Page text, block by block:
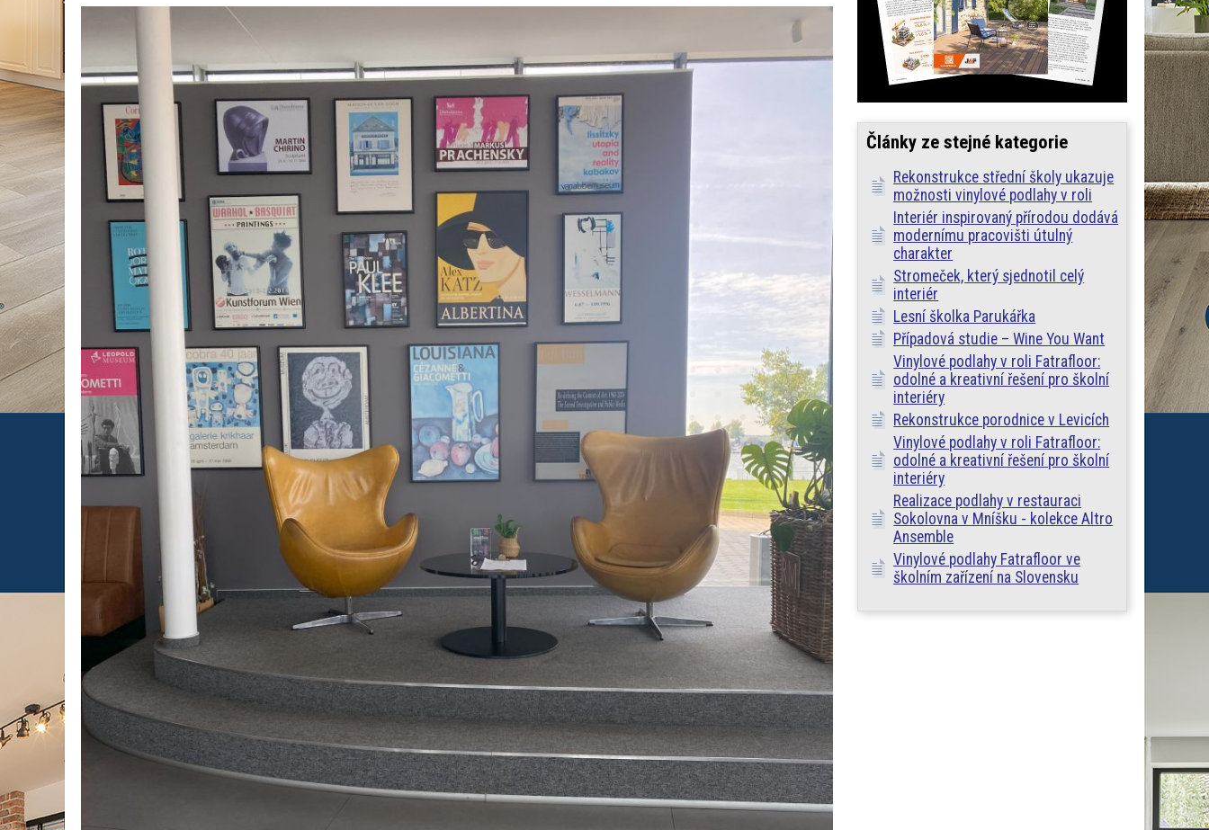
Články ze stejné kategorie
Rekonstrukce střední školy ukazuje
možnosti vinylové podlahy v roli
Interiér inspirovaný přírodou dodává
modernímu pracovišti útulný
charakter
Stromeček, který sjednotil celý
interiér
Lesní školka Parukářka
Případová studie – Wine You Want
Vinylové podlahy v roli Fatrafloor:
odolné a kreativní řešení pro školní
interiéry
Rekonstrukce porodnice v Levicích
Vinylové podlahy v roli Fatrafloor:
odolné a kreativní řešení pro školní
interiéry
Realizace podlahy v restauraci
Sokolovna v Mníšku - kolekce Altro
Ansemble
Vinylové podlahy Fatrafloor ve
školním zařízení na Slovensku